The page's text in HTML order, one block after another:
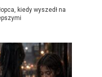
kiedy wyszedł na